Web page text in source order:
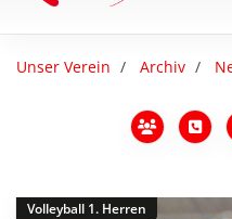
Unser Verein Archiv
Volleyball 1. Herren